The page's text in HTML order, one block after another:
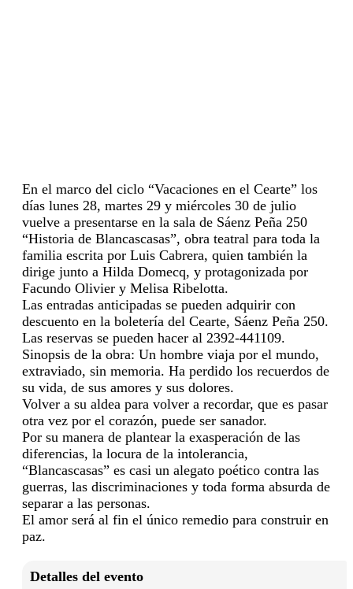
En el marco del ciclo “Vacaciones en el Cearte” los
días lunes 28, martes 29 y miércoles 30 de julio
vuelve a presentarse en la sala de Sáenz Peña 250
“Historia de Blancascasas”, obra teatral para toda la
familia escrita por Luis Cabrera, quien también la
dirige junto a Hilda Domecq, y protagonizada por
Facundo Olivier y Melisa Ribelotta.
Las entradas anticipadas se pueden adquirir con
descuento en la boletería del Cearte, Sáenz Peña 250.
Las reservas se pueden hacer al 2392-441109.
Sinopsis de la obra: Un hombre viaja por el mundo,
extraviado, sin memoria. Ha perdido los recuerdos de
su vida, de sus amores y sus dolores.
Volver a su aldea para volver a recordar, que es pasar
otra vez por el corazón, puede ser sanador.
Por su manera de plantear la exasperación de las
diferencias, la locura de la intolerancia,
“Blancascasas” es casi un alegato poético contra las
guerras, las discriminaciones y toda forma absurda de
separar a las personas.
El amor será al fin el único remedio para construir en
paz.
Detalles del evento